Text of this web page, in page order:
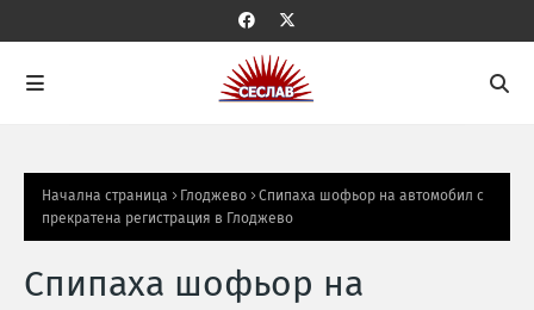
Начална страница Глоджево
Спипаха шофьор на автомобил с
прекратена регистрация в Глоджево
Спипаха шофьор на